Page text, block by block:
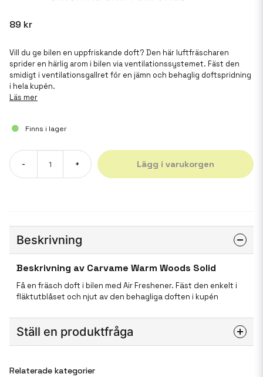
89 kr
Vill du ge bilen en uppfriskande doft? Den här luftfräscharen
sprider en härlig arom i bilen via ventilationssystemet. Fäst den
smidigt i ventilationsgallret för en jämn och behaglig doftspridning
i hela kupén.
Läs mer
Finns i lager
- + Lägg i varukorgen
Beskrivning
Beskrivning av Carvame Warm Woods Solid
Få en fräsch doft i bilen med Air Freshener. Fäst den enkelt i
fläktutblåset och njut av den behagliga doften i kupén
Ställ en produktfråga
Fråga oss något om denna produkten...
Relaterade kategorier